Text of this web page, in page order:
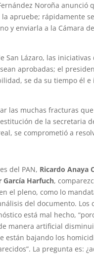
Noroña anunció
apruebe; rápidamente
y enviarla a la Cámara
San Lázaro, las
aprobadas; el
se da su tiempo él
las muchas fracturas
de la secretaria
se comprometió a
del PAN, Ricardo Anaya
García Harfuch,
el pleno, como lo
del documento.
está mal hecho,
manera artificial
están bajando los
La pregunta es: